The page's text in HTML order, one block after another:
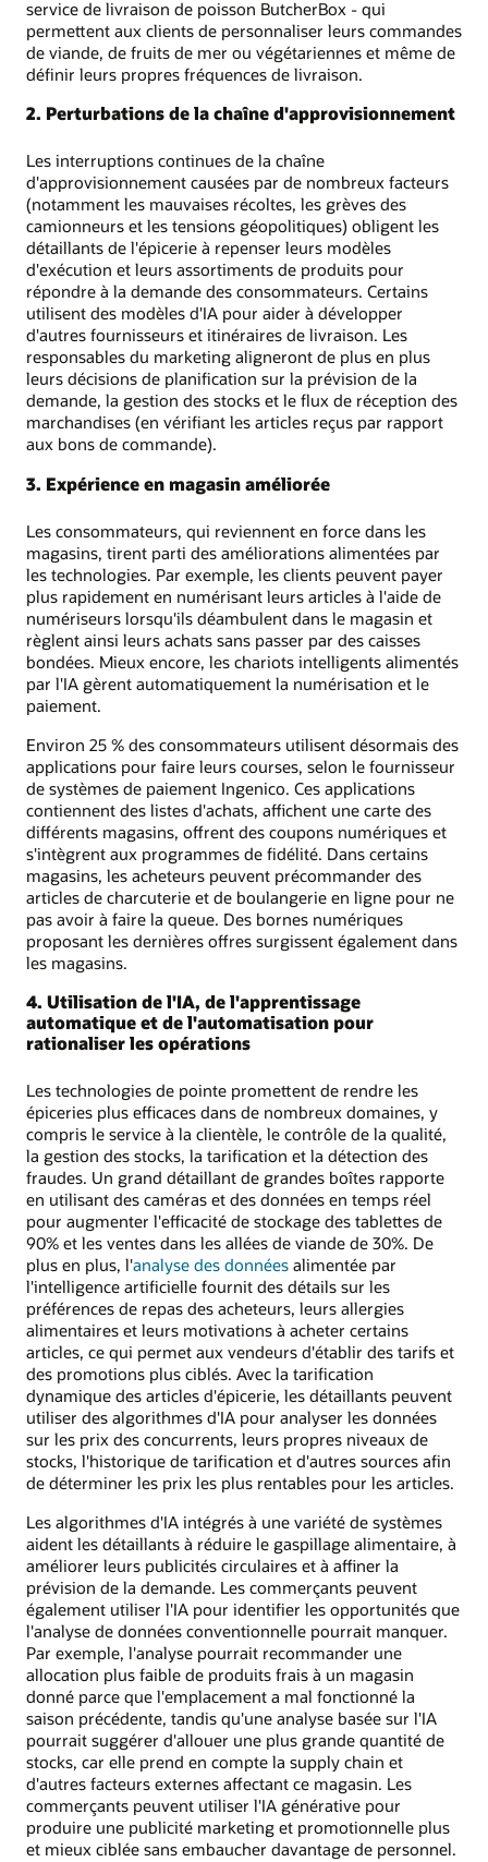
service de livraison de poisson ButcherBox - qui
permettent aux clients de personnaliser leurs commandes
de viande, de fruits de mer ou végétariennes et même de
définir leurs propres fréquences de livraison.
2. Perturbations de la chaîne d'approvisionnement
Les interruptions continues de la chaîne
d'approvisionnement causées par de nombreux facteurs
(notamment les mauvaises récoltes, les grèves des
camionneurs et les tensions géopolitiques) obligent les
détaillants de l'épicerie à repenser leurs modèles
d'exécution et leurs assortiments de produits pour
répondre à la demande des consommateurs. Certains
utilisent des modèles d'IA pour aider à développer
d'autres fournisseurs et itinéraires de livraison. Les
responsables du marketing aligneront de plus en plus
leurs décisions de planification sur la prévision de la
demande, la gestion des stocks et le flux de réception des
marchandises (en vérifiant les articles reçus par rapport
aux bons de commande).
3. Expérience en magasin améliorée
Les consommateurs, qui reviennent en force dans les
magasins, tirent parti des améliorations alimentées par
les technologies. Par exemple, les clients peuvent payer
plus rapidement en numérisant leurs articles à l'aide de
numériseurs lorsqu'ils déambulent dans le magasin et
règlent ainsi leurs achats sans passer par des caisses
bondées. Mieux encore, les chariots intelligents alimentés
par l'IA gèrent automatiquement la numérisation et le
paiement.
Environ 25 % des consommateurs utilisent désormais des
applications pour faire leurs courses, selon le fournisseur
de systèmes de paiement Ingenico. Ces applications
contiennent des listes d'achats, affichent une carte des
différents magasins, offrent des coupons numériques et
s'intègrent aux programmes de fidélité. Dans certains
magasins, les acheteurs peuvent précommander des
articles de charcuterie et de boulangerie en ligne pour ne
pas avoir à faire la queue. Des bornes numériques
proposant les dernières offres surgissent également dans
les magasins.
4. Utilisation de l'IA, de l'apprentissage
automatique et de l'automatisation pour
rationaliser les opérations
Les technologies de pointe promettent de rendre les
épiceries plus efficaces dans de nombreux domaines, y
compris le service à la clientèle, le contrôle de la qualité,
la gestion des stocks, la tarification et la détection des
fraudes. Un grand détaillant de grandes boîtes rapporte
en utilisant des caméras et des données en temps réel
pour augmenter l'efficacité de stockage des tablettes de
90% et les ventes dans les allées de viande de 30%. De
plus en plus, l'analyse des données alimentée par
l'intelligence artificielle fournit des détails sur les
préférences de repas des acheteurs, leurs allergies
alimentaires et leurs motivations à acheter certains
articles, ce qui permet aux vendeurs d'établir des tarifs et
des promotions plus ciblés. Avec la tarification
dynamique des articles d'épicerie, les détaillants peuvent
utiliser des algorithmes d'IA pour analyser les données
sur les prix des concurrents, leurs propres niveaux de
stocks, l'historique de tarification et d'autres sources afin
de déterminer les prix les plus rentables pour les articles.
Les algorithmes d'IA intégrés à une variété de systèmes
aident les détaillants à réduire le gaspillage alimentaire, à
améliorer leurs publicités circulaires et à affiner la
prévision de la demande. Les commerçants peuvent
également utiliser l'IA pour identifier les opportunités que
l'analyse de données conventionnelle pourrait manquer.
Par exemple, l'analyse pourrait recommander une
allocation plus faible de produits frais à un magasin
donné parce que l'emplacement a mal fonctionné la
saison précédente, tandis qu'une analyse basée sur l'IA
pourrait suggérer d'allouer une plus grande quantité de
stocks, car elle prend en compte la supply chain et
d'autres facteurs externes affectant ce magasin. Les
commerçants peuvent utiliser l'IA générative pour
produire une publicité marketing et promotionnelle plus
et mieux ciblée sans embaucher davantage de personnel.